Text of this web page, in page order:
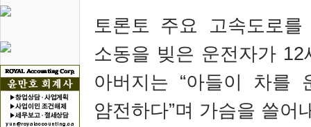
토론토 주요 고속도로
소동을 빚은 운전자가 12
아버지는 “아들이 차를
얌전하다”며 가슴을 쓸어